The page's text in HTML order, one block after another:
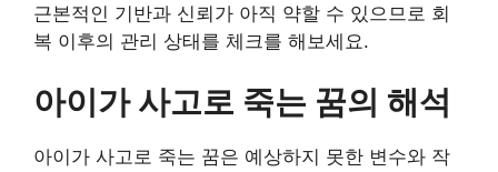
근본적인 기반과 신뢰가 아직 약할 수 있으므로 회
복 이후의 관리 상태를 체크를 해보세요.
아이가 사고로 죽는 꿈의 해석
아이가 사고로 죽는 꿈은 예상하지 못한 변수와 작